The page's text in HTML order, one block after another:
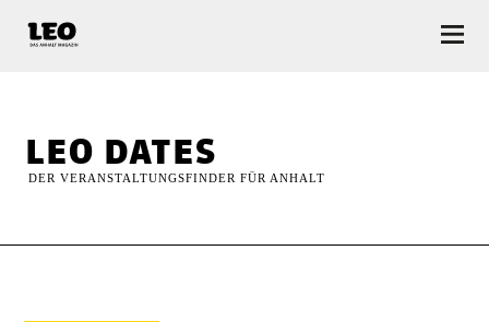
leo dates
DER VERANSTALTUNGSFINDER FÜR ANHALT